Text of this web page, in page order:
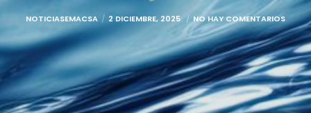
NOTICIASEMACSA 2 DICIEMBRE, 2025 NO HAY COMENTARIOS